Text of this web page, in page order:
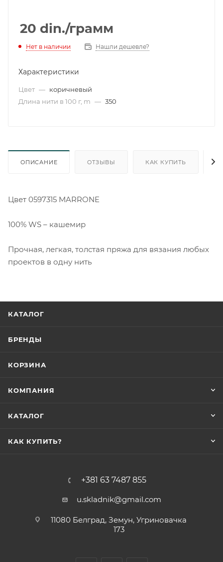
20 din./грамм
Нет в наличии Нашли дешевле?
Характеристики
Цвет — коричневый
Длина нити в 100 г, m — 350
ОПИСАНИЕ ОТЗЫВЫ КАК КУПИТЬ
Цвет 0597315 MARRONE
100% WS – кашемир
Прочная, легкая, толстая пряжа для вязания любых
проектов в одну нить
КАТАЛОГ
БРЕНДЫ
КОРЗИНА
КОМПАНИЯ
КАТАЛОГ
КАК КУПИТЬ?
+381 63 7487 855
u.skladnik@gmail.com
11080 Белград, Земун, Угриновачка
173